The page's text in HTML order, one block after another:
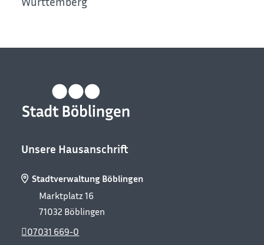
Unsere Hausanschrift
Stadtverwaltung Böblingen
Marktplatz 16
71032 Böblingen
07031 669-0